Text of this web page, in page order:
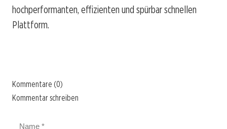
hochperformanten, effizienten und spürbar schnellen
Plattform.
Kommentare (0)
Kommentar schreiben